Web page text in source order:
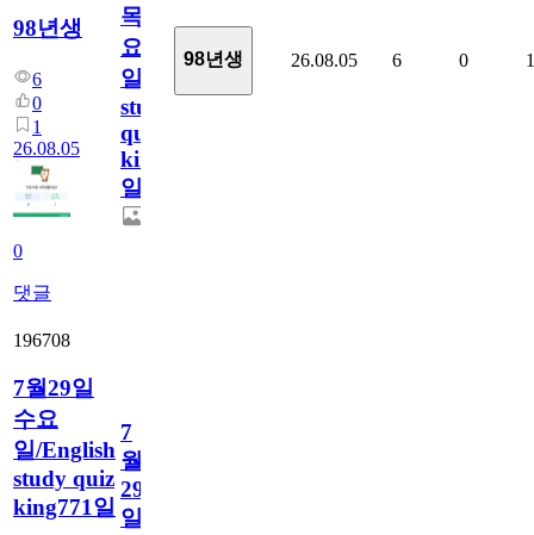
98년생
6
0
1
26.08.05
0
댓글
목
요
일/English
study
quiz
king772
일
98년생 26.08.05 6 0 1
196708
7월29일
수요
일/English
study quiz
king771일
7
월
29
일